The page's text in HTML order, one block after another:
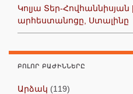
Կոլյա Տեր-
արհեստանոցը, Ստալինը
ԲՈԼՈՐ ԲԱԺԻՆՆԵՐԸ
Արձակ (119)